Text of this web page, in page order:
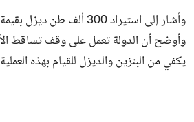
وأوضح أن الدولة تعمل على وقف تساقط
يكفي من البنزين والديزل للقيام بهذه